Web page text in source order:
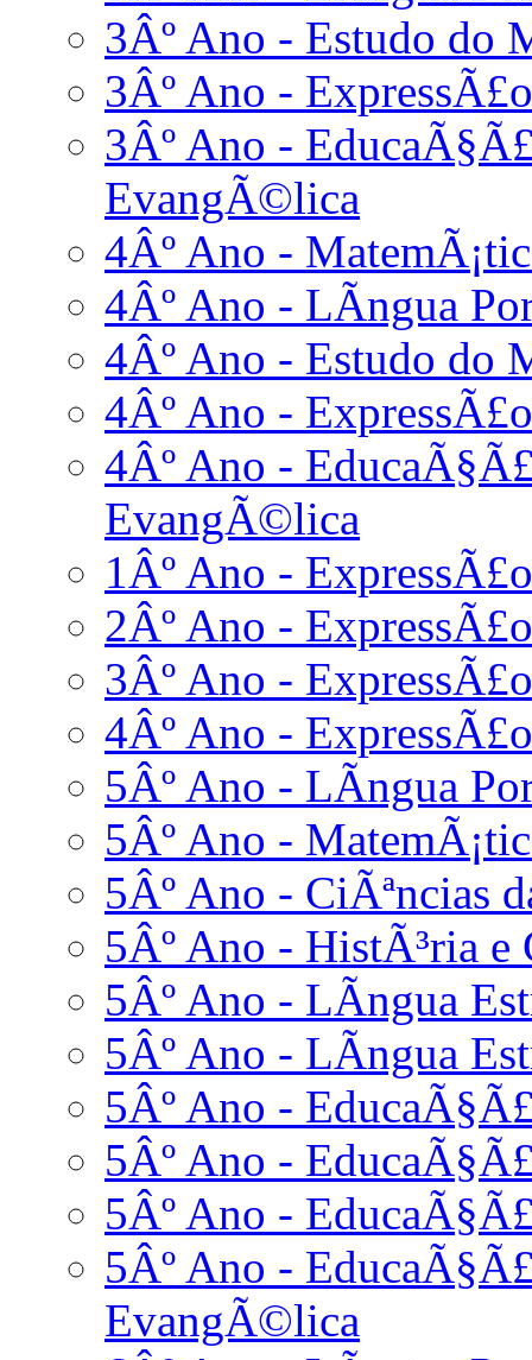
3Âº Ano - Estudo do
3Âº Ano -
3Âº Ano -
EvangÃ©lica
4Âº Ano -
4Âº Ano - LÃ­ngua
4Âº Ano - Estudo do
4Âº Ano -
4Âº Ano -
EvangÃ©lica
1Âº Ano -
2Âº Ano -
3Âº Ano -
4Âº Ano -
5Âº Ano - LÃ­ngua
5Âº Ano -
5Âº Ano - CiÃªncias
5Âº Ano - HistÃ³ria e
5Âº Ano - LÃ­ngua
5Âº Ano - LÃ­ngua
5Âº Ano -
5Âº Ano -
5Âº Ano -
5Âº Ano -
EvangÃ©lica